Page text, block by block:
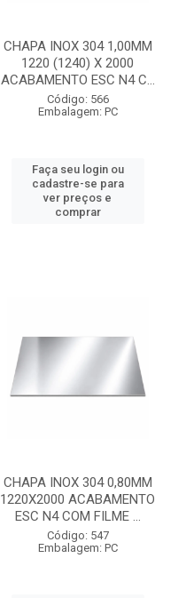
CHAPA INOX 304 1,00MM
1220 (1240) X 2000
ACABAMENTO ESC N4 C...
Código: 566
Embalagem: PC
Faça seu login ou
cadastre-se para
ver preços e
comprar
CHAPA INOX 304 0,80MM
1220X2000 ACABAMENTO
ESC N4 COM FILME ...
Código: 547
Embalagem: PC